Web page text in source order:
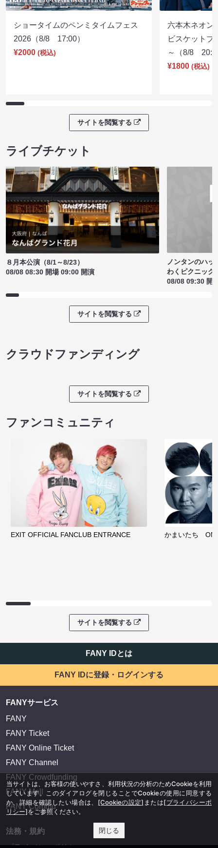
ショータイムのペンミタイムフェス
2026（8/8 17:00）
¥2000 (税込)
六本木ネオン
ビスケットブ
～（8/8
¥1800 (税込)
サイトを閲覧する
ライブチケット
８月本公演（8/1～8/23）
08/08 08:30 開場 09:00 開演
ノンタンのハッ
わくピクニック
08/08 09:30 開
サイトを閲覧する
クラウドファンディング
サイトを閲覧する
ファンコミュニティ
EXIT OFFICIAL FANCLUB ENTRANCE かまいたち
サイトを閲覧する
FANY IDとは
FANY IDに登録・ログインする
FANYサービス
FANY
FANY Ticket
FANY Online Ticket
FANY Channel
FANY Crowdfunding
FANY Mall
FANY Commu
法務・規約
当サイトは、お客様の使いやすさ、利用状況の分析のためCookieを利用
しています。このダイアログを閉じることでCookieの使用に同意する
か、詳細を確認したい場合は、 [Cookieの設定] または[プライバシーポ
リシー]をご参照ください。
閉じる